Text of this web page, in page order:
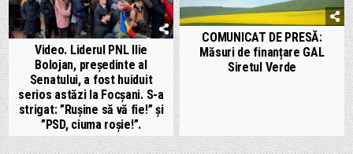
Video. Liderul PNL Ilie
Bolojan, președinte al
Senatului, a fost huiduit
serios astăzi la Focșani. S-a
strigat: ”Rușine să vă fie!” și
”PSD, ciuma roșie!”.
COMUNICAT DE PRESĂ:
Măsuri de finanțare GAL
Siretul Verde